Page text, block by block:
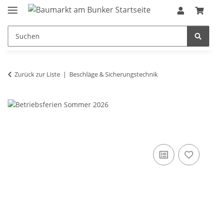
Zurück zur Liste Beschläge & Sicherungstechnik